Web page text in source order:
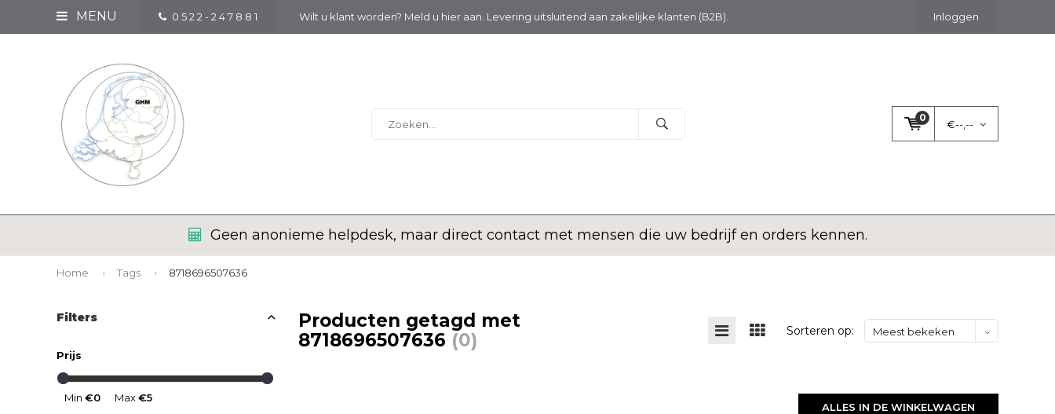
MENU 0 5 2 2 - 2 4 7 8 8 1 Wilt u klant worden? Meld u hier aan. Levering uitsluitend aan zakelijke klanten (B2B). Inloggen
0
€--,--
Geen anonieme helpdesk, maar direct contact met mensen die uw bedrijf en orders kennen.
Home Tags 8718696507636
Filters
Prijs
Min €0 Max€5
Producten getagd met
8718696507636 (0) Sorteren op: Meest bekeken
ALLES IN DE WINKELWAGEN